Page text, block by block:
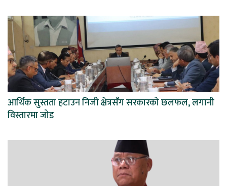
आर्थिक सुस्तता हटाउन निजी क्षेत्रसँग सरकारको छलफल, लगानी
विस्तारमा जोड